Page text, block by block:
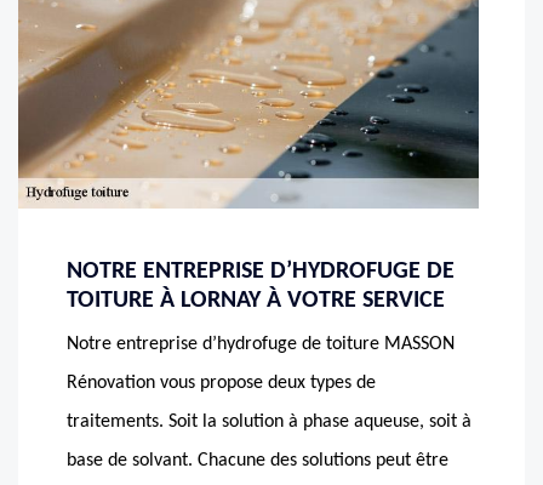
NOTRE ENTREPRISE D’HYDROFUGE DE
TOITURE À LORNAY À VOTRE SERVICE
Notre entreprise d’hydrofuge de toiture MASSON
Rénovation vous propose deux types de
traitements. Soit la solution à phase aqueuse, soit à
base de solvant. Chacune des solutions peut être